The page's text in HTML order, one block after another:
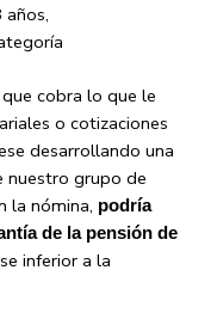
cobra lo que le
o cotizaciones
desarrollando una
nuestro grupo de
la nómina, podría
de la pensión de
inferior a la